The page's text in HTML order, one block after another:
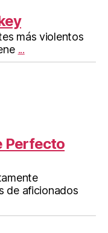
más violentos
...
Perfecto
de aficionados